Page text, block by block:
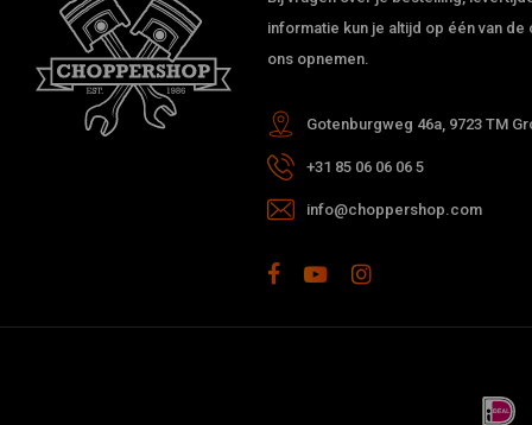
informatie kun je altijd op één van
ons opnemen.
Gotenburgweg 46a, 9723 TM
+31 85 06 06 06 5
info@choppershop.com